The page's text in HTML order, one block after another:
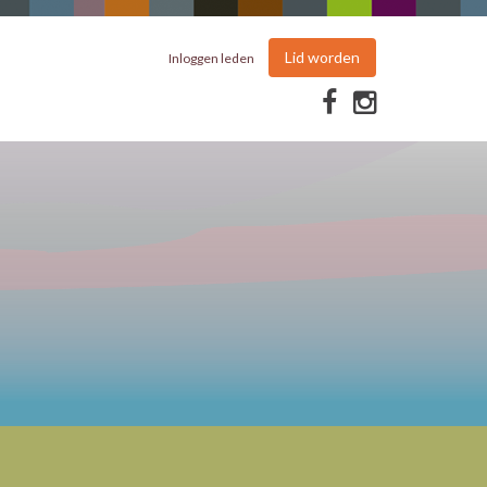
Inloggen leden Lid worden